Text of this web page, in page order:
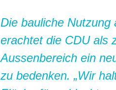
Die bauliche Nutzung
erachtet die CDU als
Aussenbereich ein
zu bedenken. „Wir